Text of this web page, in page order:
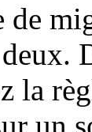
de
la
un